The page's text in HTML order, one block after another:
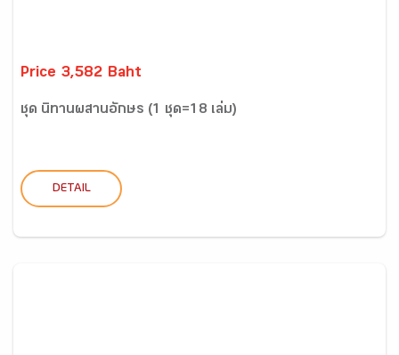
Price 3,582 Baht
ชุด นิทานผสานอักษร (1 ชุด=18 เล่ม)
DETAIL